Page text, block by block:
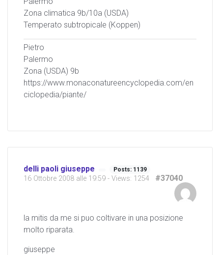
Zona climatica 9b/10a (USDA)
Temperato subtropicale (Koppen)
Pietro
Palermo
Zona (USDA) 9b
https://www.monaconatureencyclopedia.com/en
ciclopedia/piante/
delli paoli giuseppe Posts: 1139
16 Ottobre 2008 alle 19:59 - Views: 1254 #37040
la mitis da me si puo coltivare in una posizione
molto riparata.
giuseppe